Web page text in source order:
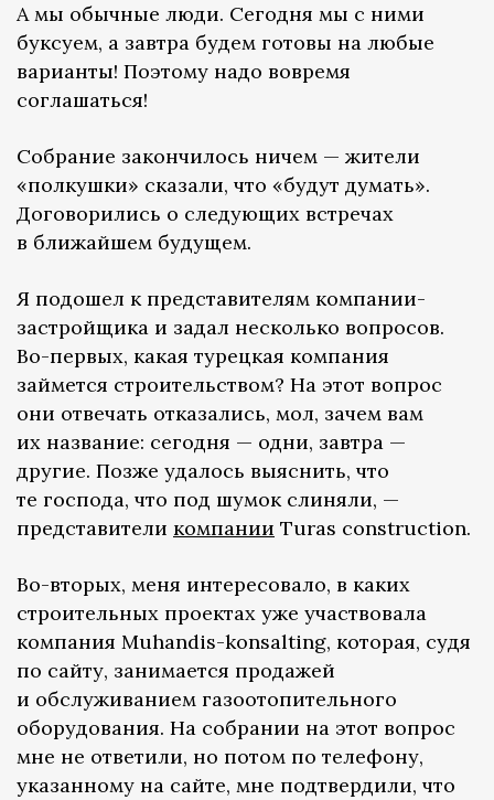
А мы обычные люди. Сегодня мы с ними
буксуем, а завтра будем готовы на любые
варианты! Поэтому надо вовремя
соглашаться!
Собрание закончилось ничем — жители
«полкушки» сказали, что «будут думать».
Договорились о следующих встречах
в ближайшем будущем.
Я подошел к представителям компании-
застройщика и задал несколько вопросов.
Во-первых, какая турецкая компания
займется строительством? На этот вопрос
они отвечать отказались, мол, зачем вам
их название: сегодня — одни, завтра —
другие. Позже удалось выяснить, что
те господа, что под шумок слиняли, —
представители компании Turas construction.
Во-вторых, меня интересовало, в каких
строительных проектах уже участвовала
компания Muhandis-konsalting, которая, судя
по сайту, занимается продажей
и обслуживанием газоотопительного
оборудования. На собрании на этот вопрос
мне не ответили, но потом по телефону,
указанному на сайте, мне подтвердили, что